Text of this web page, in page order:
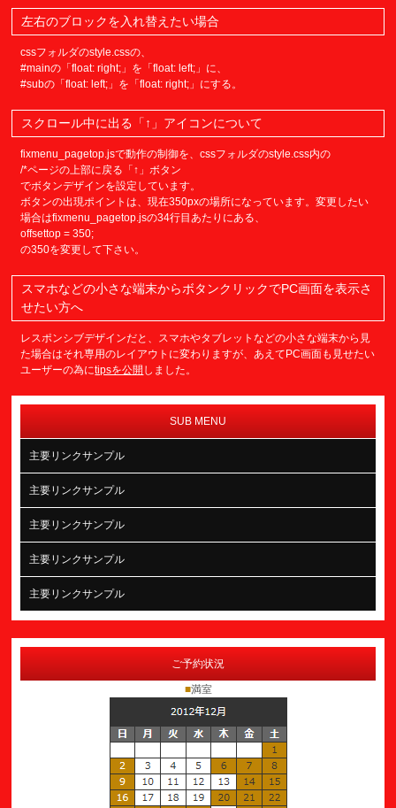
左右のブロックを入れ替えたい場合
cssフォルダのstyle.cssの、
#mainの「float: right;」を「float: left;」に、
#subの「float: left;」を「float: right;」にする。
スクロール中に出る「↑」アイコンについて
fixmenu_pagetop.jsで動作の制御を、cssフォルダのstyle.css内の
/*ページの上部に戻る「↑」ボタン
でボタンデザインを設定しています。
ボタンの出現ポイントは、現在350pxの場所になっています。変更したい
場合はfixmenu_pagetop.jsの34行目あたりにある、
offsettop = 350;
の350を変更して下さい。
スマホなどの小さな端末からボタンクリックでPC画面を表示さ
せたい方へ
レスポンシブデザインだと、スマホやタブレットなどの小さな端末から見
た場合はそれ専用のレイアウトに変わりますが、あえてPC画面も見せたい
ユーザーの為にtipsを公開 しました。
SUB MENU
主要リンクサンプル
主要リンクサンプル
主要リンクサンプル
主要リンクサンプル
主要リンクサンプル
ご予約状況
■満室